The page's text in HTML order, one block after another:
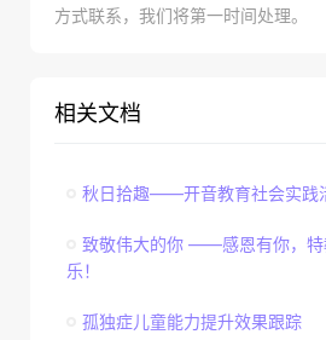
方式联系，我们将第一时间处理。
相关文档
秋日拾趣——开音教育社会实践
致敬伟大的你 ——感恩有你，特
乐！
孤独症儿童能力提升效果跟踪